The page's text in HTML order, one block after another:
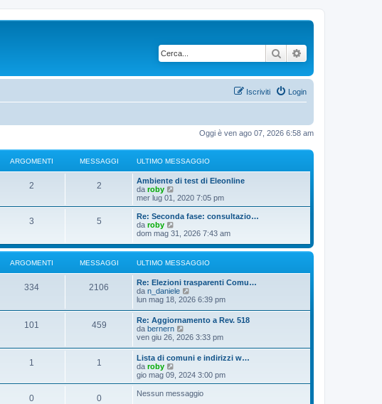
Cerca
Login
Iscriviti
Oggi è ven ago 07, 2026 6:58 am
ARGOMENTI MESSAGGI ULTIMO MESSAGGIO
2 2
Ambiente di test di Eleonline
da roby
e
d
i
l
i
o
m
e
s
s
g
o
mer lug 01, 2020 7:05 pm
3 5
Re: Seconda fase: consultazio…
da roby
e
i
l
t
i
m
o
m
e
s
s
g
g
o
dom mag 31, 2026 7:43 am
ARGOMENTI MESSAGGI ULTIMO MESSAGGIO
334 2106
Re: Elezioni trasparenti Comu…
da n_daniele
e
u
l
t
i
m
m
e
s
lun mag 18, 2026 6:39 pm
101 459
Re: Aggiornamento a Rev. 518
da bernern
e
u
l
t
i
m
ven giu 26, 2026 3:33 pm
1 1
Lista di comuni e indirizzi w…
da roby
e
d
i
gio mag 09, 2024 3:00 pm
0 0 Nessun messaggio